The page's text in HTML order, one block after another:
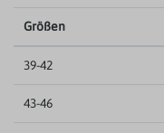
Größen
39-42
43-46